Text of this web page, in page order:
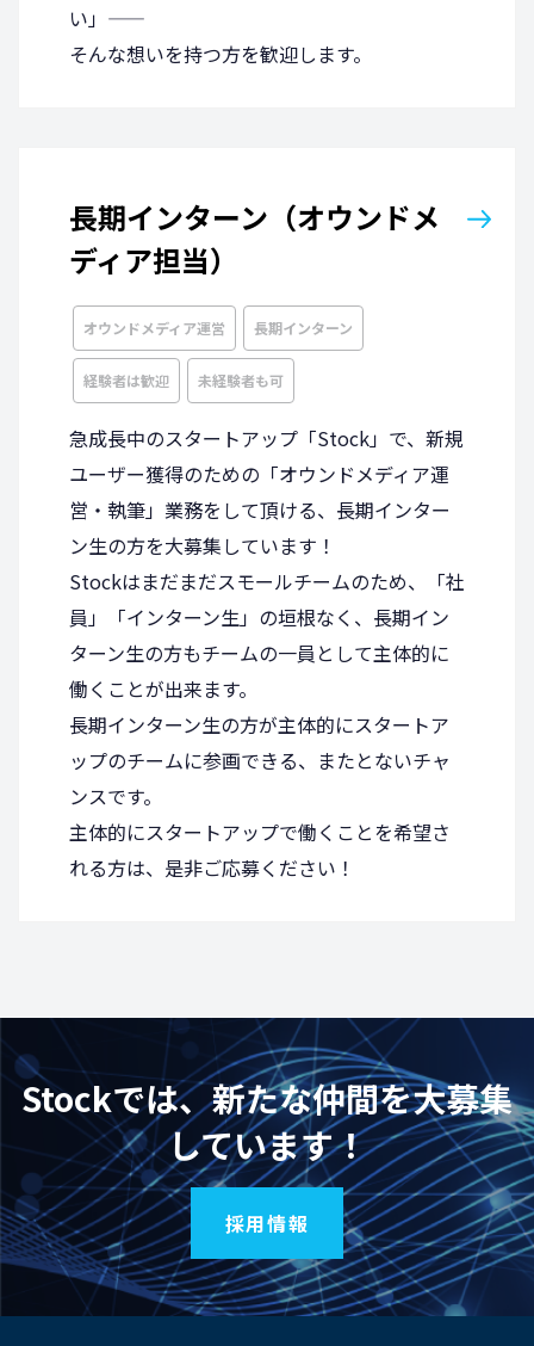
い」――
そんな想いを持つ方を歓迎します。
長期インターン（オウンドメ
ディア担当）
オウンドメディア運営 長期インターン
経験者は歓迎 未経験者も可
急成長中のスタートアップ「Stock」で、新規
ユーザー獲得のための「オウンドメディア運
営・執筆」業務をして頂ける、長期インター
ン生の方を大募集しています！
Stockはまだまだスモールチームのため、「社
員」「インターン生」の垣根なく、長期イン
ターン生の方もチームの一員として主体的に
働くことが出来ます。
長期インターン生の方が主体的にスタートア
ップのチームに参画できる、またとないチャ
ンスです。
主体的にスタートアップで働くことを希望さ
れる方は、是非ご応募ください！
Stockでは、新たな仲間を大募集
しています！
採用情報